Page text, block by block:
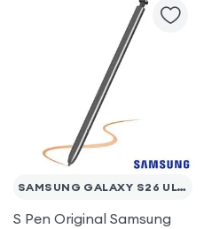
SAMSUNG GALAXY S26 ULTRA
S Pen Original Samsung